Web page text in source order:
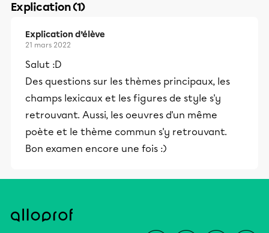
Explication (1)
Explication d’élève
21 mars 2022
Salut :D
Des questions sur les thèmes principaux, les
champs lexicaux et les figures de style s'y
retrouvant. Aussi, les oeuvres d'un même
poète et le thème commun s'y retrouvant.
Bon examen encore une fois :)